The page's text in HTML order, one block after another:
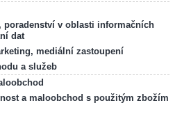
poradenství v oblasti informačních
dat
mediální zastoupení
a služeb
a maloobchod s použitým zbožím